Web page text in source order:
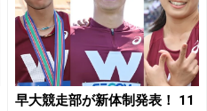
早大競走部が新体制発表！ 11